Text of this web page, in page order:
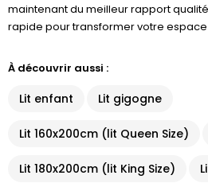
maintenant du meilleur rapport
rapide pour transformer votre espace
À découvrir aussi :
Lit enfant Lit gigogne
Lit 160x200cm (lit Queen Size)
Lit 180x200cm (lit King Size)